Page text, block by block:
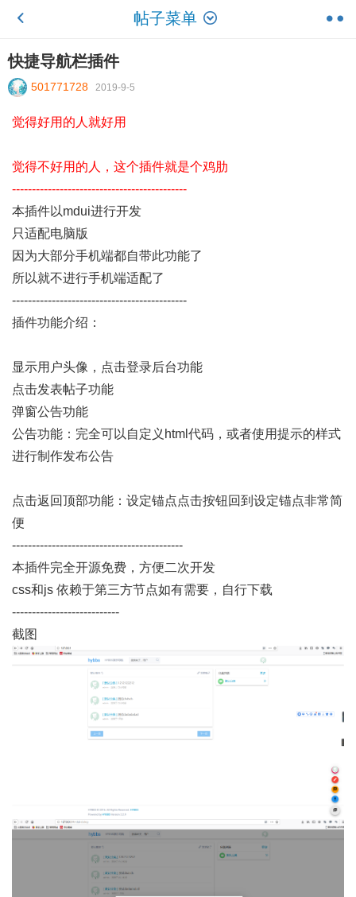
帖子菜单
快捷导航栏插件
501771728 2019-9-5
觉得好用的人就好用
觉得不好用的人，这个插件就是个鸡肋
--------------------------------------------
本插件以mdui进行开发
只适配电脑版
因为大部分手机端都自带此功能了
所以就不进行手机端适配了
--------------------------------------------
插件功能介绍：
显示用户头像，点击登录后台功能
点击发表帖子功能
弹窗公告功能
公告功能：完全可以自定义html代码，或者使用提示的样式
进行制作发布公告
点击返回顶部功能：设定锚点点击按钮回到设定锚点非常简
便
-------------------------------------------
本插件完全开源免费，方便二次开发
css和js 依赖于第三方节点如有需要，自行下载
---------------------------
截图